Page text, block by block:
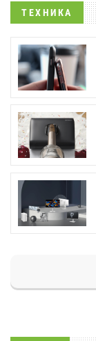
ТЕХНИКА